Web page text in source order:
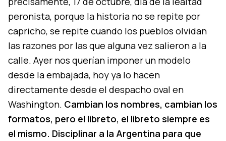
peronista, porque la historia no se repite por
capricho, se repite cuando los pueblos olvidan
las razones por las que alguna vez salieron a la
calle. Ayer nos querían imponer un modelo
desde la embajada, hoy ya lo hacen
directamente desde el despacho oval en
Washington. Cambian los nombres, cambian los
formatos, pero el libreto, el libreto siempre es
el mismo. Disciplinar a la Argentina para que